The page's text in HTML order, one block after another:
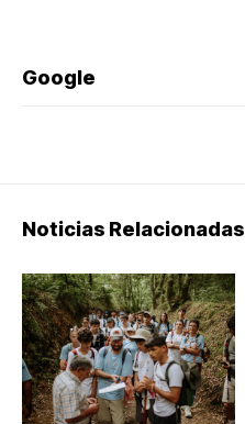
Google
Noticias Relacionadas